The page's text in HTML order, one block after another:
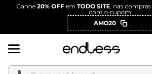
Ganhe 20% OFF em TODO SITE, nas compras
com o cupom:
AMO20
O que você busca?